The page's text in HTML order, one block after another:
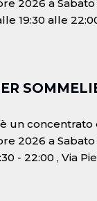
2026 a
19:30 alle
un concentrato
2026 a
- 22:00 , Via